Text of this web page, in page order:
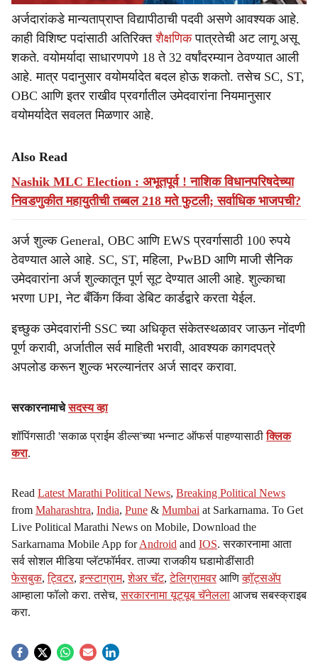
अर्जदारांकडे मान्यताप्राप्त विद्यापीठाची पदवी असणे आवश्यक आहे.
काही विशिष्ट पदांसाठी अतिरिक्तशैक्षणिकपात्रतेची अट लागू असू
शकते. वयोमर्यादा साधारणपणे 18 ते 32 वर्षांदरम्यान ठेवण्यात आली
आहे. मात्र पदानुसार वयोमर्यादेत बदल होऊ शकतो. तसेच SC, ST,
OBC आणि इतर राखीव प्रवर्गातील उमेदवारांना नियमानुसार
वयोमर्यादेत सवलत मिळणार आहे.
Also Read
Nashik MLC Election : अभूतपूर्व ! नाशिक विधानपरिषदेच्या
निवडणुकीत महायुतीची तब्बल 218 मते फुटली; सर्वाधिक भाजपची?
अर्ज शुल्क General, OBC आणि EWS प्रवर्गासाठी 100 रुपये
ठेवण्यात आले आहे. SC, ST, महिला, PwBD आणि माजी सैनिक
उमेदवारांना अर्ज शुल्कातून पूर्ण सूट देण्यात आली आहे. शुल्काचा
भरणा UPI, नेट बँकिंग किंवा डेबिट कार्डद्वारे करता येईल.
इच्छुक उमेदवारांनी SSC च्या अधिकृत संकेतस्थळावर जाऊन नोंदणी
पूर्ण करावी, अर्जातील सर्व माहिती भरावी, आवश्यक कागदपत्रे
अपलोड करून शुल्क भरल्यानंतर अर्ज सादर करावा.
सरकारनामाचेसदस्य व्हा
शॉपिंगसाठी 'सकाळ प्राईम डील्स'च्या भन्नाट ऑफर्स पाहण्यासाठीक्लिक
करा.
Read Latest Marathi Political News, Breaking Political News
from Maharashtra, India, Pune & Mumbai at Sarkarnama. To Get
Live Political Marathi News on Mobile, Download the
Sarkarnama Mobile App forAndroid and IOS. सरकारनामा आता
सर्व सोशल मीडिया प्लॅटफॉर्मवर. ताज्या राजकीय घडामोडींसाठी
फेसबुक,ट्विटर,इन्स्टाग्राम,शेअर चॅट,टेलिग्रामवर आणिव्हॉट्सॲप
आम्हाला फॉलो करा. तसेच,सरकारनामा यूट्यूब चॅनेलला आजच सबस्क्राइब
करा.